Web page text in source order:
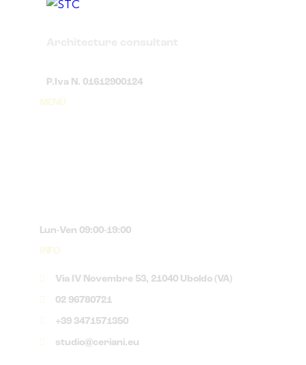
P.Iva N. 01612900124
MENÙ
Lun-Ven 09:00-19:00
INFO
Via IV Novembre 53, 21040 Uboldo (VA)
02 96780721
+39 3471571350
studio@ceriani.eu